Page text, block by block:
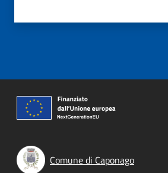
Comune di Caponago